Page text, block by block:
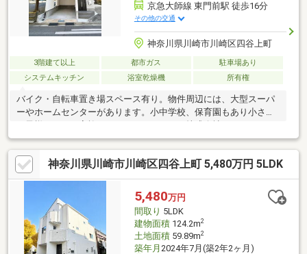
京急大師線 東門前駅 徒歩16分
その他の交通
神奈川県川崎市川崎区四谷上町
3階建て以上 都市ガス
駐車場あり
システムキッチン
浴室乾燥機 所有権
バイク・自転車置き場スペース有り。物件周辺には、大型スーパ
ーやホームセンターがあります。小中学校、保育園もあり小さい
ご所有不動産のご売却、お住まいのご購入はお任せ下さい。■資
金計画について■購入条件について■税金について・・・等不動産
に関することなら、どのようなことでもお気軽にご相談ください
インターネット未掲載の物件も多数取り扱っております。お問い
合わせ心よりお待ち申し上げます。
神奈川県川崎市川崎区四谷上町 5,480万円 5LDK
5,480万円
間取り 5LDK
建物面積124.2m2
土地面積59.89m2
築年月 2024年7月(築2年2ヶ月)